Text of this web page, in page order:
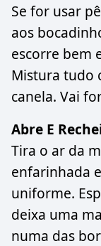
Se for usar
aos
escorre bem
Mistura tudo
canela. Vai
Abre E
Tira o ar da
enfarinhada
uniforme.
deixa uma
numa das